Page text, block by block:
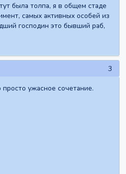
была толпа, я в общем стаде
самых активных особей из
господин это бывший раб,
3
ужасное сочетание.